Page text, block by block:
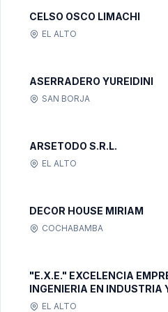
CELSO OSCO LIMACHI
EL ALTO
ASERRADERO YUREIDINI
SAN BORJA
ARSETODO S.R.L.
EL ALTO
DECOR HOUSE MIRIAM
COCHABAMBA
"E.X.E." EXCELENCIA
INGENIERIA EN INDUSTRIA
EL ALTO